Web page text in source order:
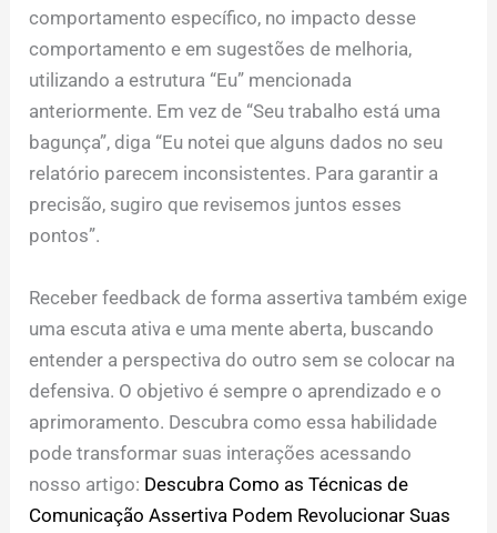
comportamento específico, no impacto desse
comportamento e em sugestões de melhoria,
utilizando a estrutura “Eu” mencionada
anteriormente. Em vez de “Seu trabalho está uma
bagunça”, diga “Eu notei que alguns dados no seu
relatório parecem inconsistentes. Para garantir a
precisão, sugiro que revisemos juntos esses
pontos”.
Receber feedback de forma assertiva também exige
uma escuta ativa e uma mente aberta, buscando
entender a perspectiva do outro sem se colocar na
defensiva. O objetivo é sempre o aprendizado e o
aprimoramento. Descubra como essa habilidade
pode transformar suas interações acessando
nosso artigo: Descubra Como as Técnicas de
Comunicação Assertiva Podem Revolucionar Suas